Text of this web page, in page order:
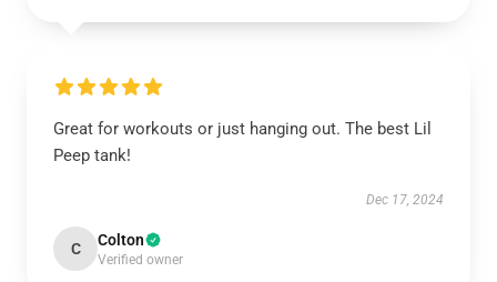
Great for workouts or just hanging out. The best Lil
Peep tank!
Dec 17, 2024
C Colton
Verified owner